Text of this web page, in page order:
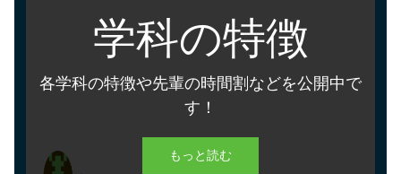
学科の特徴
各学科の特徴や先輩の時間割などを公開中で
す！
もっと読む